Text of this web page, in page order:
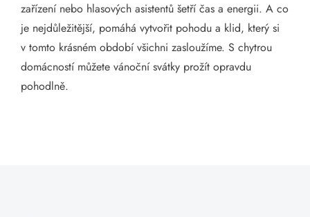
zařízení nebo hlasových asistentů šetří čas a energii. A co
je nejdůležitější, pomáhá vytvořit pohodu a klid, který si
v tomto krásném období všichni zasloužíme. S chytrou
domácností můžete vánoční svátky prožít opravdu
pohodlně.